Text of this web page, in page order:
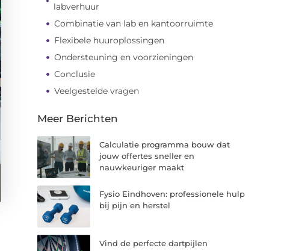
labverhuur
Combinatie van lab en kantoorruimte
Flexibele huuroplossingen
Ondersteuning en voorzieningen
Conclusie
Veelgestelde vragen
Meer Berichten
Calculatie programma bouw dat
jouw offertes sneller en
nauwkeuriger maakt
Fysio Eindhoven: professionele hulp
bij pijn en herstel
Vind de perfecte dartpijlen